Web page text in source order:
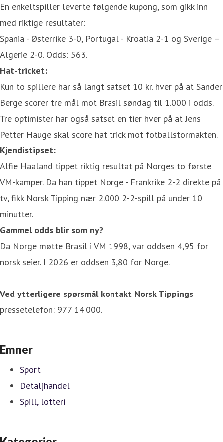
En enkeltspiller leverte følgende kupong, som gikk inn
med riktige resultater:
Spania - Østerrike 3-0, Portugal - Kroatia 2-1 og Sverige –
Algerie 2-0. Odds: 563.
Hat-tricket:
Kun to spillere har så langt satset 10 kr. hver på at Sander
Berge scorer tre mål mot Brasil søndag til 1.000 i odds.
Tre optimister har også satset en tier hver på at Jens
Petter Hauge skal score hat trick mot fotballstormakten.
Kjendistipset:
Alfie Haaland tippet riktig resultat på Norges to første
VM-kamper. Da han tippet Norge - Frankrike 2-2 direkte på
tv, fikk Norsk Tipping nær 2.000 2-2-spill på under 10
minutter.
Gammel odds blir som ny?
Da Norge møtte Brasil i VM 1998, var oddsen 4,95 for
norsk seier. I 2026 er oddsen 3,80 for Norge.
Ved ytterligere spørsmål kontakt Norsk Tippings
pressetelefon: 977 14 000.
Emner
Sport
Detaljhandel
Spill, lotteri